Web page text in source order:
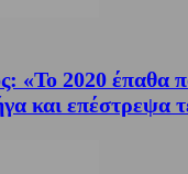
«Το 2020 έπαθα
και επέστρεψα